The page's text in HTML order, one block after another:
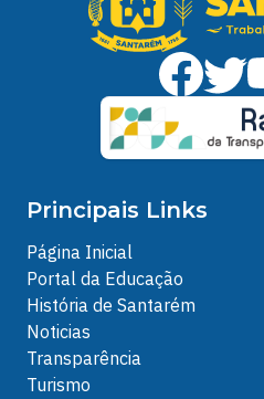
Principais Links
Página Inicial
Portal da Educação
História de Santarém
Noticias
Transparência
Turismo